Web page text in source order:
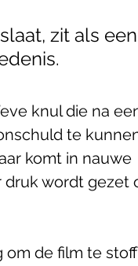
zit als een
knul die na
te
komt in nauwe
wordt gezet
om de film te